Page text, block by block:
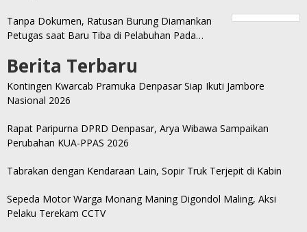
Tanpa Dokumen, Ratusan Burung Diamankan
Petugas saat Baru Tiba di Pelabuhan Pada…
Berita Terbaru
Kontingen Kwarcab Pramuka Denpasar Siap Ikuti Jambore
Nasional 2026
Rapat Paripurna DPRD Denpasar, Arya Wibawa Sampaikan
Perubahan KUA-PPAS 2026
Tabrakan dengan Kendaraan Lain, Sopir Truk Terjepit di Kabin
Sepeda Motor Warga Monang Maning Digondol Maling, Aksi
Pelaku Terekam CCTV